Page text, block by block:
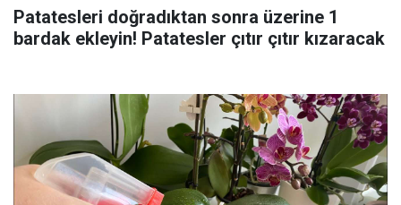
Patatesleri doğradıktan sonra üzerine 1
bardak ekleyin! Patatesler çıtır çıtır kızaracak